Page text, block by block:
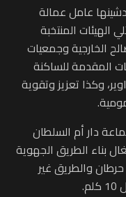
عامل عمالة
الهيئات المنتخبة
الخارجية وجمعيات
المقدمة للساكنة
وكذا تعزيز وتقوية
دار أم السلطان
بناء الطريق الجهوية
حرطان والطريق غير